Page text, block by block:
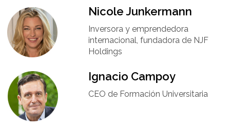
Nicole Junkermann​
Inversora y emprendedora
internacional, fundadora de NJF
Holdings
Ignacio Campoy​
CEO de Formación Universitaria​